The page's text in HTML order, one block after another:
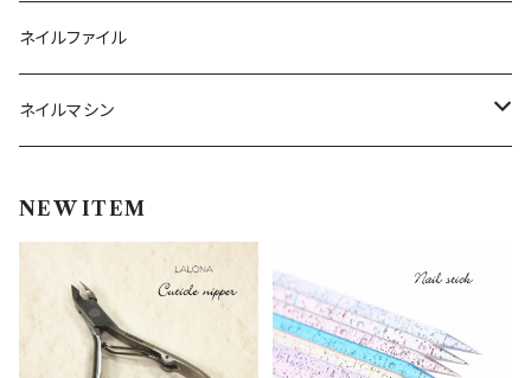
エフェクトジェル
ツール
パウダー
ストーン
ドライフラワー
まつげ
グルー/リムーバー
ネイルファイル
ネイルマシン
集塵機
NEW ITEM